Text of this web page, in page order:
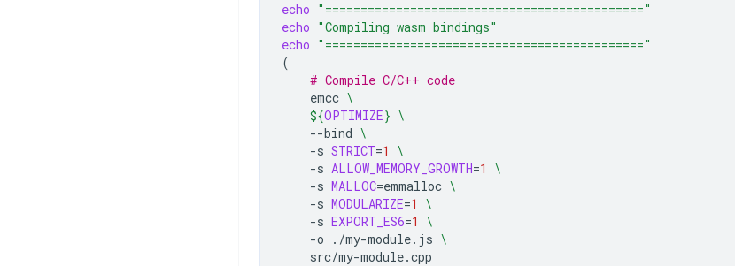
echo "============================================="
echo "Compiling wasm bindings"
echo "============================================="
(
# Compile C/C++ code
emcc \
${OPTIMIZE} \
--bind \
-s STRICT=1
\
-s ALLOW_MEMORY_GROWTH=1
\
-s MALLOC=emmalloc \
-s MODULARIZE=1
\
-s EXPORT_ES6=1
\
-o
./my-module.js \
src/my-module.cpp